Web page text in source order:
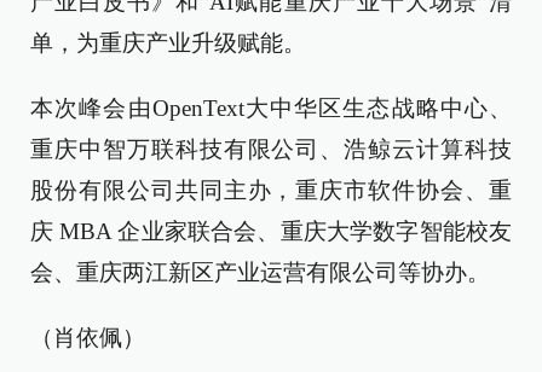
单，为重庆产业升级赋能。
本次峰会由OpenText大中华区生态战略中心、
重庆中智万联科技有限公司、浩鲸云计算科技
股份有限公司共同主办，重庆市软件协会、重
庆 MBA 企业家联合会、重庆大学数字智能校友
会、重庆两江新区产业运营有限公司等协办。
（肖依佩）